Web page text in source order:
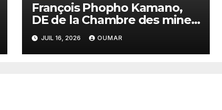
François Phopho Kamano,
DE de la Chambre des mines
: « la Guinée est aujourd’hui
la meilleure des
destinations »
JUIL 16, 2026 OUMAR